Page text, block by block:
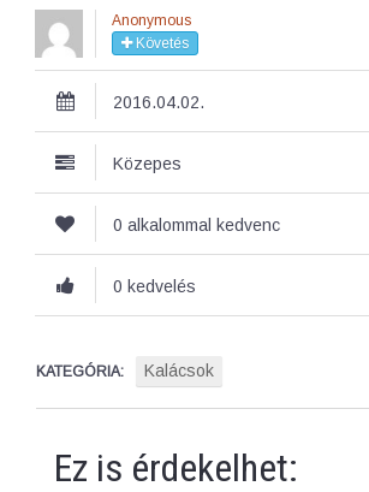
Anonymous
Követés
2016.04.02.
Közepes
0 alkalommal kedvenc
0 kedvelés
KATEGÓRIA: Kalácsok
Ez is érdekelhet: